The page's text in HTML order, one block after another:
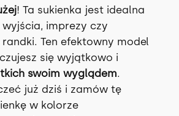
! Ta sukienka jest idealna
imprezy czy
Ten efektowny model
się wyjątkowo i
swoim wyglądem.
już dziś i zamów tę
w kolorze